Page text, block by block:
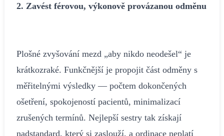
2. Zavést férovou, výkonově provázanou odměnu
Plošné zvyšování mezd „aby nikdo neodešel“ je
krátkozraké. Funkčnější je propojit část odměny s
měřitelnými výsledky — počtem dokončených
ošetření, spokojeností pacientů, minimalizací
zrušených termínů. Nejlepší sestry tak získají
nadstandard, který si zaslouží, a ordinace neplatí